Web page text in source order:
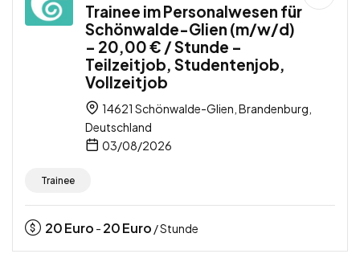
Trainee im Personalwesen für
Schönwalde-Glien (m/w/d)
– 20,00 € / Stunde –
Teilzeitjob, Studentenjob,
Vollzeitjob
14621 Schönwalde-Glien, Brandenburg,
Deutschland
03/08/2026
Trainee
20Euro - 20Euro / Stunde